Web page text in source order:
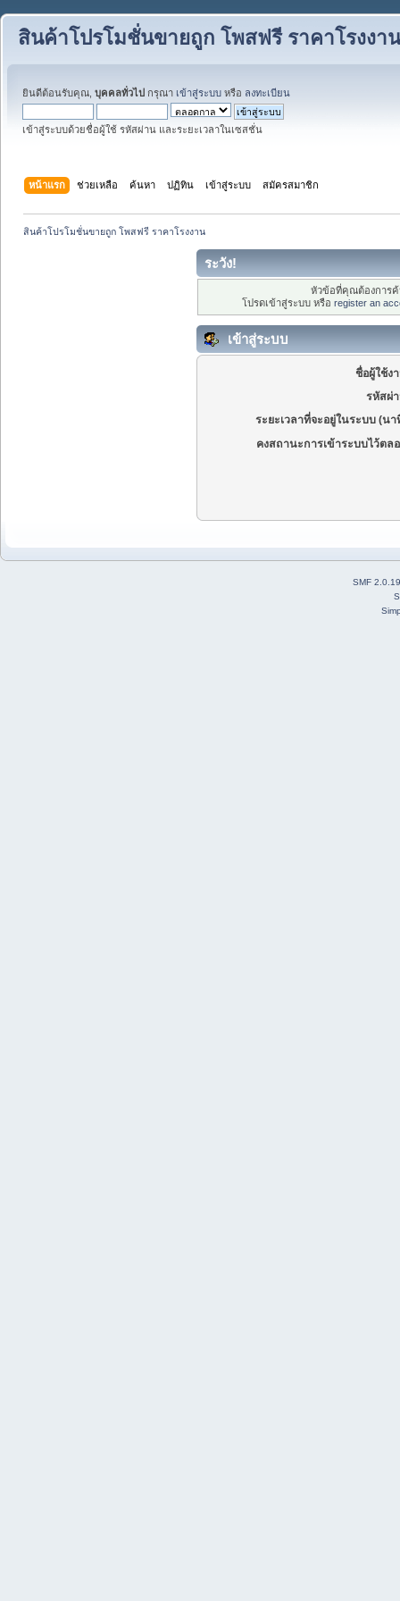
สินค้าโปรโมชั่นขายถูก โพสฟรี ราคาโรงงาน
ยินดีต้อนรับคุณ, บุคคลทั่วไป กรุณา เข้าสู่ระบบ หรือ ลงทะเบียน
เข้าสู่ระบบด้วยชื่อผู้ใช้ รหัสผ่าน และระยะเวลาในเซสชั่น
หน้าแรก ช่วยเหลือ ค้นหา ปฏิทิน เข้าสู่ระบบ สมัครสมาชิก
สินค้าโปรโมชั่นขายถูก โพสฟรี ราคาโรงงาน
ระวัง!
หัวข้อที่คุณต้องการ
โปรดเข้าสู่ระบบ หรือ register an
เข้าสู่ระบบ
ชื่อผู้ใช้ง
รหัสผ่
ระยะเวลาที่จะอยู่ในระบบ (นา
คงสถานะการเข้าระบบไว้ตล
SMF 2.0.19